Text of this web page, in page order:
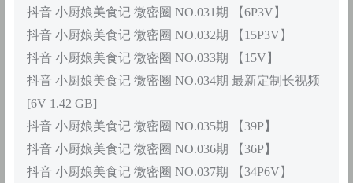
抖音 小厨娘美食记 微密圈 NO.031期 【6P3V】
抖音 小厨娘美食记 微密圈 NO.032期 【15P3V】
抖音 小厨娘美食记 微密圈 NO.033期 【15V】
抖音 小厨娘美食记 微密圈 NO.034期 最新定制长视频
[6V 1.42 GB]
抖音 小厨娘美食记 微密圈 NO.035期 【39P】
抖音 小厨娘美食记 微密圈 NO.036期 【36P】
抖音 小厨娘美食记 微密圈 NO.037期 【34P6V】